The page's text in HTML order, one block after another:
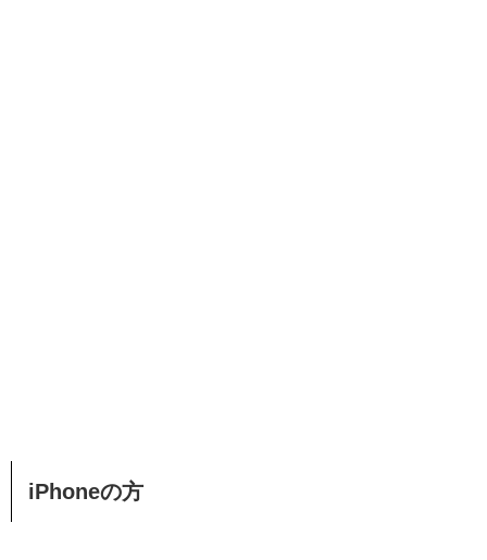
iPhoneの方